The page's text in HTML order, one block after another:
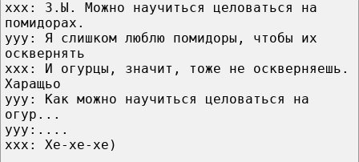
xxx: З.Ы. Можно научиться целоваться на
помидорах.
ууу: Я слишком люблю помидоры, чтобы их
осквернять
ххх: И огурцы, значит, тоже не оскверняешь.
Харащьо
ууу: Как можно научиться целоваться на
огур...
ууу:....
ххх: Хе-хе-хе)